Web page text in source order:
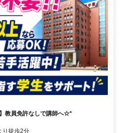
教員免許なしで講師へ☆*
り徒歩2分